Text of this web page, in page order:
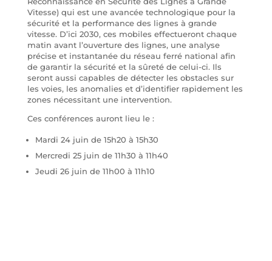
Vitesse) qui est une avancée technologique pour la
sécurité et la performance des lignes à grande
vitesse. D’ici 2030, ces mobiles effectueront chaque
matin avant l’ouverture des lignes, une analyse
précise et instantanée du réseau ferré national afin
de garantir la sécurité et la sûreté de celui-ci. Ils
seront aussi capables de détecter les obstacles sur
les voies, les anomalies et d’identifier rapidement les
zones nécessitant une intervention.
Ces conférences auront lieu le :
Mardi 24 juin de 15h20 à 15h30
Mercredi 25 juin de 11h30 à 11h40
Jeudi 26 juin de 11h00 à 11h10